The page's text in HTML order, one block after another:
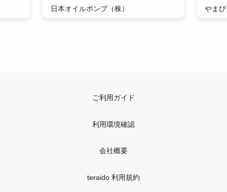
日本オイルポンプ（株）
やま
ご利用ガイド
利用環境確認
会社概要
teraido 利用規約